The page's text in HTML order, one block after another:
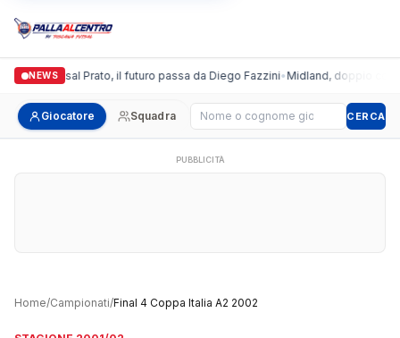
NEWSFutsal Prato, il futuro passa da Diego Fazzini•Midland, doppio
Giocatore Squadra Cerca giocatore CERCA
PUBBLICITÀ
Home/Campionati/Final 4 Coppa Italia A2 2002